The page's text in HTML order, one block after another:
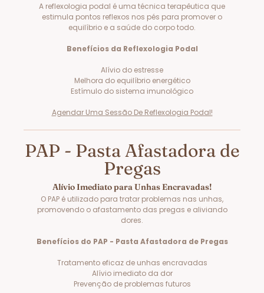
A reflexologia podal é uma técnica terapêutica que
estimula pontos reflexos nos pés para promover o
equilíbrio e a saúde do corpo todo.
Benefícios da Reflexologia Podal
Alívio do estresse
Melhora do equilíbrio energético
Estímulo do sistema imunológico
Agendar Uma Sessão De Reflexologia Podal!
PAP - Pasta Afastadora de
Pregas
Alívio Imediato para Unhas Encravadas!
O PAP é utilizado para tratar problemas nas unhas,
promovendo o afastamento das pregas e aliviando
dores.
Benefícios do PAP - Pasta Afastadora de Pregas
Tratamento eficaz de unhas encravadas
Alívio imediato da dor
Prevenção de problemas futuros